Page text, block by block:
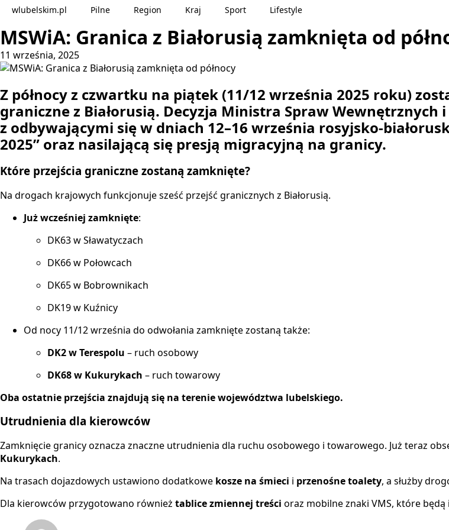
wlubelskim.pl Pilne Region Kraj Sport Lifestyle
MSWiA: Granica z Białorusią zamknięta od
11 września, 2025
Z północy z czwartku na piątek (11/12 września 2025 roku)
graniczne z Białorusią. Decyzja Ministra Spraw
z odbywającymi się w dniach 12–16 września rosyjsko-
2025” oraz nasilającą się presją migracyjną na granicy.
Które przejścia graniczne zostaną zamknięte?
Na drogach krajowych funkcjonuje sześć przejść granicznych z Białorusią.
Już wcześniej zamknięte:
DK63 w Sławatyczach
DK66 w Połowcach
DK65 w Bobrownikach
DK19 w Kuźnicy
Od nocy 11/12 września do odwołania zamknięte zostaną także:
DK2 w Terespolu – ruch osobowy
DK68 w Kukurykach – ruch towarowy
Oba ostatnie przejścia znajdują się na terenie województwa lubelskiego.
Utrudnienia dla kierowców
Zamknięcie granicy oznacza znaczne utrudnienia dla ruchu osobowego i towarowego. Już teraz
Kukurykach.
Na trasach dojazdowych ustawiono dodatkowe kosze na śmieci i przenośne toalety, a służby
Dla kierowców przygotowano również tablice zmiennej treści oraz mobilne znaki VMS, które